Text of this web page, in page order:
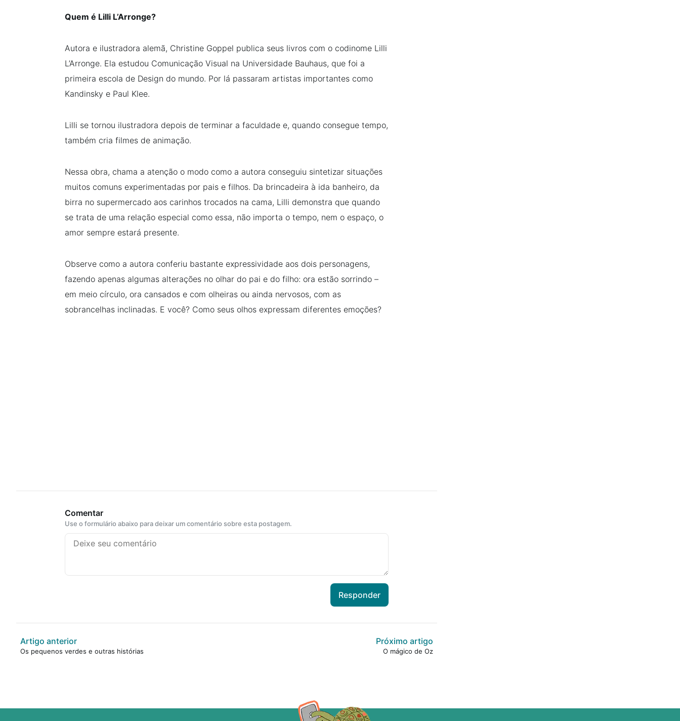
Quem é Lilli L’Arronge?
Autora e ilustradora alemã, Christine Goppel publica seus livros com o codinome Lilli
L’Arronge. Ela estudou Comunicação Visual na Universidade Bauhaus, que foi a
primeira escola de Design do mundo. Por lá passaram artistas importantes como
Kandinsky e Paul Klee.
Lilli se tornou ilustradora depois de terminar a faculdade e, quando consegue tempo,
também cria filmes de animação.
Nessa obra, chama a atenção o modo como a autora conseguiu sintetizar situações
muitos comuns experimentadas por pais e filhos. Da brincadeira à ida banheiro, da
birra no supermercado aos carinhos trocados na cama, Lilli demonstra que quando
se trata de uma relação especial como essa, não importa o tempo, nem o espaço, o
amor sempre estará presente.
Observe como a autora conferiu bastante expressividade aos dois personagens,
fazendo apenas algumas alterações no olhar do pai e do filho: ora estão sorrindo –
em meio círculo, ora cansados e com olheiras ou ainda nervosos, com as
sobrancelhas inclinadas. E você? Como seus olhos expressam diferentes emoções?
Comentar
Use o formulário abaixo para deixar um comentário sobre esta postagem.
Responder
Artigo anterior
Os pequenos verdes e outras histórias
Próximo artigo
O mágico de Oz